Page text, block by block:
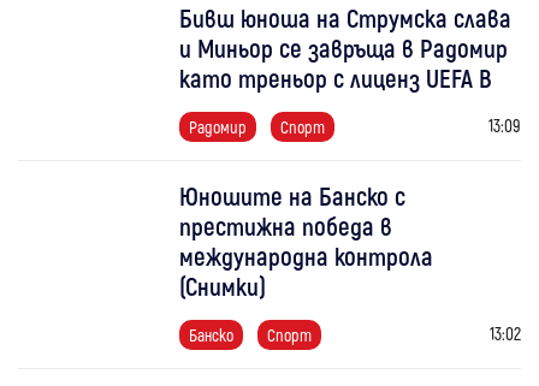
Бивш юноша на Струмска слава
и Миньор се завръща в Радомир
като треньор с лиценз UEFA B
Радомир Спорт 13:09
Юношите на Банско с
престижна победа в
международна контрола
(Снимки)
Банско Спорт 13:02